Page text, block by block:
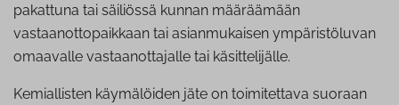
pakattuna tai säiliössä kunnan määräämään
vastaanottopaikkaan tai asianmukaisen ympäristöluvan
omaavalle vastaanottajalle tai käsittelijälle.
Kemiallisten käymälöiden jäte on toimitettava suoraan